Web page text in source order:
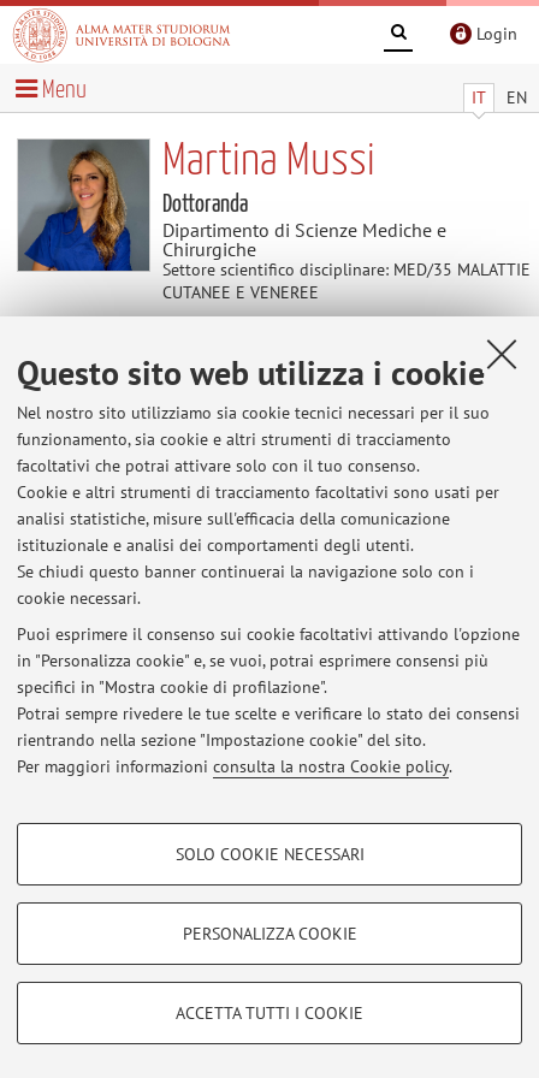
Questo sito web utilizza i cookie
Nel nostro sito utilizziamo sia cookie tecnici necessari per il suo
funzionamento, sia cookie e altri strumenti di tracciamento
facoltativi che potrai attivare solo con il tuo consenso.
Cookie e altri strumenti di tracciamento facoltativi sono usati per
analisi statistiche, misure sull'efficacia della comunicazione
istituzionale e analisi dei comportamenti degli utenti.
Se chiudi questo banner continuerai la navigazione solo con i
cookie necessari.
Puoi esprimere il consenso sui cookie facoltativi attivando l'opzione
in "Personalizza cookie" e, se vuoi, potrai esprimere consensi più
specifici in "Mostra cookie di profilazione".
Potrai sempre rivedere le tue scelte e verificare lo stato dei consensi
rientrando nella sezione "Impostazione cookie" del sito.
Per maggiori informazioni consulta la nostra Cookie policy.
COOKIE DI PROFILAZIONE - FACOLTATIVI
COOKIE TECNICI - NECESSARI
Si tratta di cookie tecnici utilizzati, a titolo esemplificativo, per il corretto
SOLO COOKIE NECESSARI
PERSONALIZZA COOKIE
ACCETTA TUTTI I COOKIE
Login
IT EN
Menu
Martina Mussi
Dottoranda
Dipartimento di Scienze Mediche e
Chirurgiche
Settore scientifico disciplinare: MED/35 MALATTIE
CUTANEE E VENEREE
Contenuti utili
Al momento non sono presenti contenuti.
Ultimi avvisi
Al momento non sono presenti avvisi.
Area riservata
Accedi tramite login per gestire tutti i contenuti del sito.
© 2026 - ALMA MATER STUDIORUM - Università di Bologna - Via
Zamboni, 33 - 40126 Bologna - Partita IVA: 01131710376
Privacy|Note legali|Impostazioni Cookie